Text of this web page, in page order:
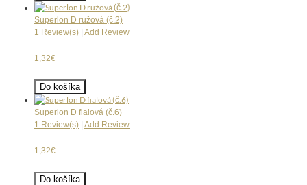
Superlon D ružová (č.2)
1 Review(s) Add Review
1,32€
Do košíka
Superlon D fialová (č.6)
1 Review(s) Add Review
1,32€
Do košíka